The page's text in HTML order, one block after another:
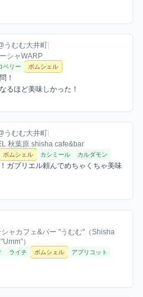
ムシェルミックスを見る
うむむ大井町 / お店シーシャ /
うむむ大井町
シャWARP
バー
ベリー ボムシェル
！
るほど美味しかった！
ムシェルミックスを見る
うむむ大井町 / お店シーシャ /
うむむ大井町
秋葉原 shisha cafe&bar
バー
ボムシェル カシミール カルダモン
ガブリエル頼んでめちゃくちゃ美味
スを見る
店シーシャ / 2026年1月14日
ャカフェ&バー "うむむ"（Shisha
）
ー
ライチ ボムシェル アプリコット